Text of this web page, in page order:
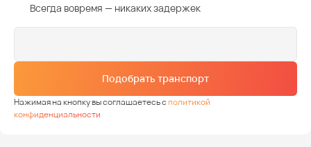
Всегда вовремя — никаких задержек
Подобрать транспорт
Нажимая на кнопку вы соглашаетесь сполитикой
конфиденциальности